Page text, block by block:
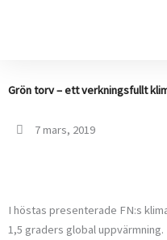
Grön torv – ett verkningsfullt
7 mars, 2019
I höstas presenterade FN:s
1,5 graders global